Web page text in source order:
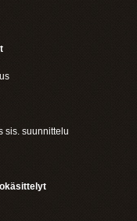
sis. suunnittelu